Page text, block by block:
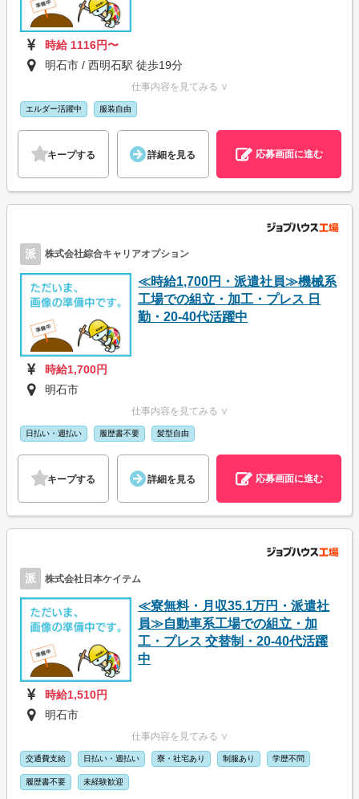
時給 1116円〜
明石市 / 西明石駅 徒歩19分
仕事内容を見てみる ∨
エルダー活躍中 服装自由
キープする 詳細を見る 応募画面に進む
派 株式会社綜合キャリアオプション
≪時給1,700円・派遣社員≫機械系
工場での組立・加工・プレス 日
勤・20-40代活躍中
時給1,700円
明石市
仕事内容を見てみる ∨
日払い・週払い 履歴書不要 髪型自由
キープする 詳細を見る 応募画面に進む
派 株式会社日本ケイテム
≪寮無料・月収35.1万円・派遣社
員≫自動車系工場での組立・加
工・プレス 交替制・20-40代活躍
中
時給1,510円
明石市
仕事内容を見てみる ∨
交通費支給 日払い・週払い 寮・社宅あり 制服あり 学歴不問
履歴書不要 未経験歓迎